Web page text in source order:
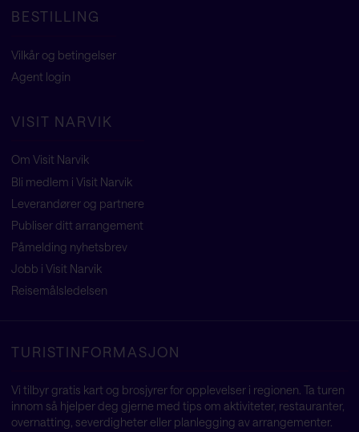
BESTILLING
Vilkår og betingelser
Agent login
VISIT NARVIK
Om Visit Narvik
Bli medlem i Visit Narvik
Leverandører og partnere
Publiser ditt arrangement
Påmelding nyhetsbrev
Jobb i Visit Narvik
Reisemålsledelsen
TURISTINFORMASJON
Vi tilbyr gratis kart og brosjyrer for opplevelser i regionen. Ta turen
innom så hjelper deg gjerne med tips om aktiviteter, restauranter,
overnatting, severdigheter eller planlegging av arrangementer.